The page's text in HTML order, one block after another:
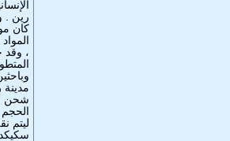
كان
، وقد
شحن
ليتم